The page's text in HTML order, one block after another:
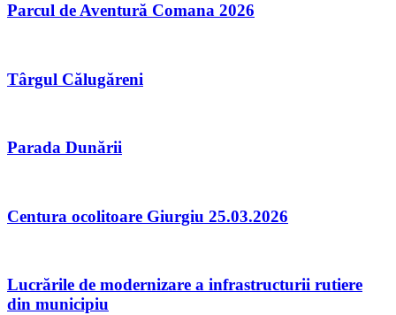
Parcul de Aventură Comana 2026
Târgul Călugăreni
Parada Dunării
Centura ocolitoare Giurgiu 25.03.2026
Lucrările de modernizare a infrastructurii rutiere
din municipiu